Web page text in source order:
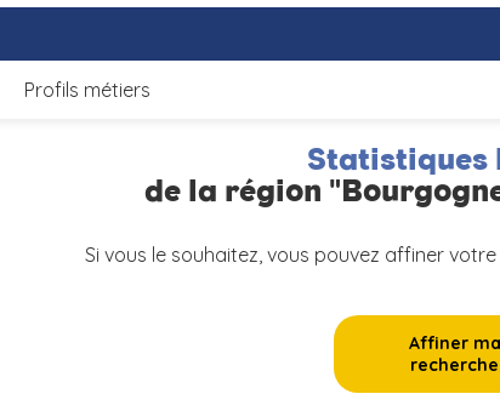
Profils métiers
Statistiques
de la région
Si vous le souhaitez, vous pouvez affiner
Affiner ma
recherche